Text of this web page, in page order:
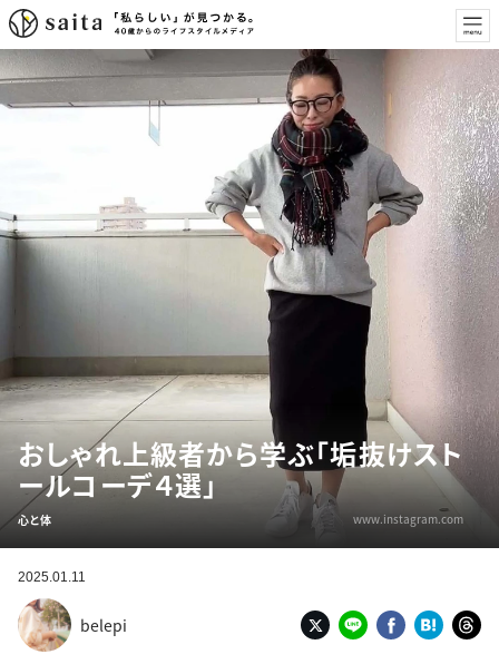
おしゃれ上級者から学ぶ「垢抜けスト
ールコーデ４選」
心と体 www.instagram.com
2025.01.11
belepi